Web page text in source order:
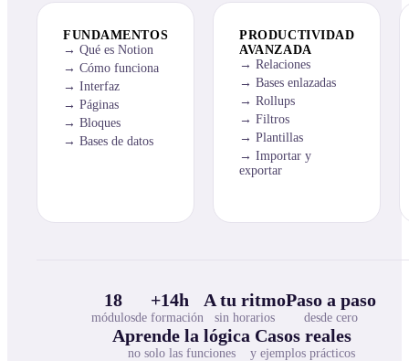
FUNDAMENTOS
Qué es Notion
Cómo funciona
Interfaz
Páginas
Bloques
Bases de datos
PRODUCTIVIDAD
AVANZADA
Relaciones
Bases enlazadas
Rollups
Filtros
Plantillas
Importar y
exportar
18
módulos
+14h
de formación
A tu ritmo
sin horarios
Paso a paso
desde cero
Aprende la lógica
no solo las funciones
Casos reales
y ejemplos prácticos